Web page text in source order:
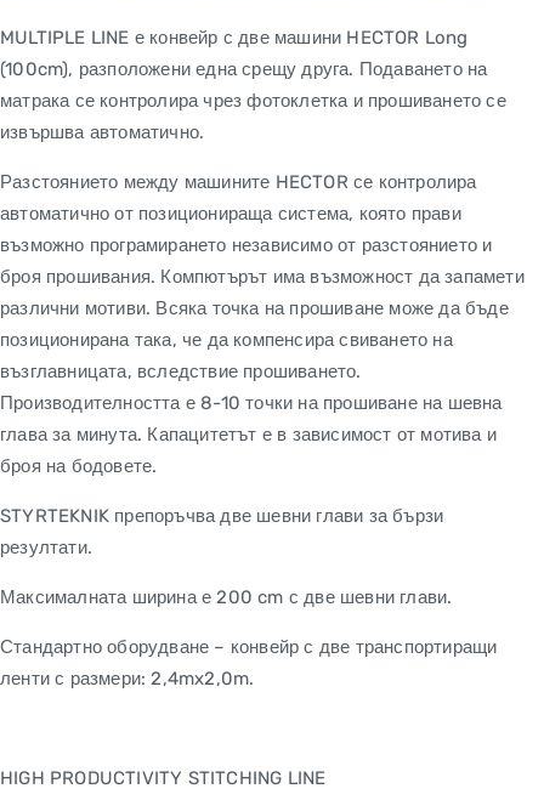
MULTIPLE LINE е конвейр с две машини HECTOR Long
(100cm), разположени една срещу друга. Подаването на
матрака се контролира чрез фотоклетка и прошиването се
извършва автоматично.
Разстоянието между машините HECTOR се контролира
автоматично от позиционираща система, която прави
възможно програмирането независимо от разстоянието и
броя прошивания. Компютърът има възможност да запамети
различни мотиви. Всяка точка на прошиване може да бъде
позиционирана така, че да компенсира свиването на
възглавницата, вследствие прошиването.
Производителността е 8-10 точки на прошиване на шевна
глава за минута. Капацитетът е в зависимост от мотива и
броя на бодовете.
STYRTEKNIK препоръчва две шевни глави за бързи
резултати.
Максималната ширина е 200 cm с две шевни глави.
Стандартно оборудване – конвейр с две транспортиращи
ленти с размери: 2,4mx2,0m.
HIGH PRODUCTIVITY STITCHING LINE